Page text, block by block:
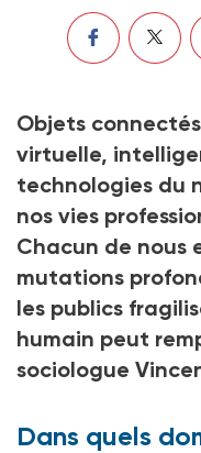
Objets
virtuelle,
technologies du
nos vies
Chacun de nous
mutations
les publics
humain peut
sociologue
Dans quels